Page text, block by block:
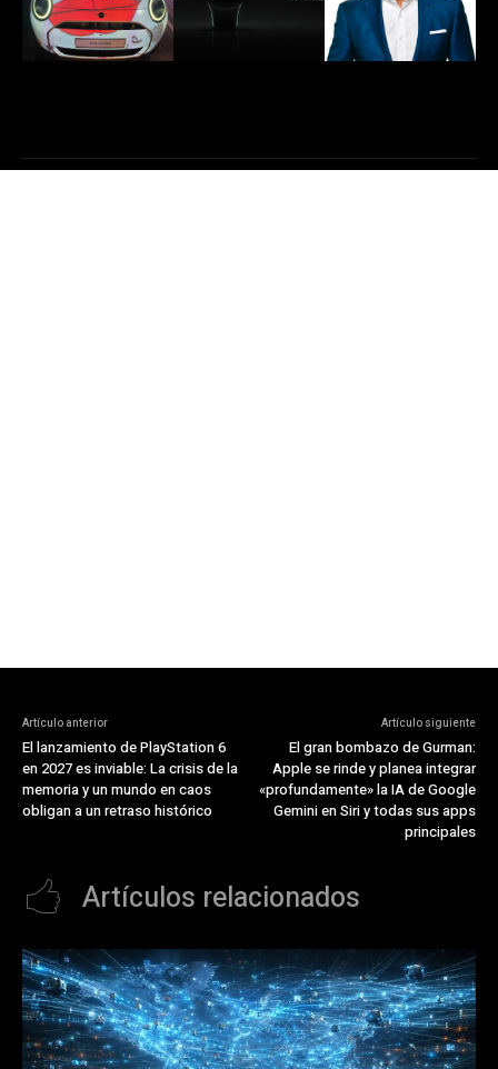
Artículo anterior
El lanzamiento de PlayStation 6
en 2027 es inviable: La crisis de la
memoria y un mundo en caos
obligan a un retraso histórico
Artículo siguiente
El gran bombazo de Gurman:
Apple se rinde y planea integrar
«profundamente» la IA de Google
Gemini en Siri y todas sus apps
principales
Artículos relacionados